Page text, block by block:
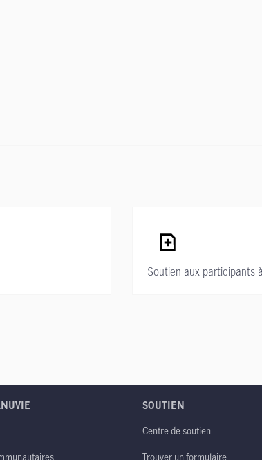
Soutien aux participants
SOUTIEN
Centre de soutien
Trouver un formulaire